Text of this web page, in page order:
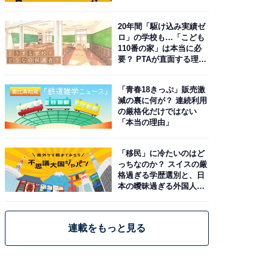
20年間「駆け込み実績ゼ
ロ」の学校も…「こども
110番の家」は本当に必
要？ PTAが直面する理想
「青春18きっぷ」販売激
減の裏に何が？ 連続利用
の厳格化だけではない
「本当の理由」
「移民」に冷たいのはど
っちなのか？ スイスの厳
格過ぎる学歴選別と、日
本の曖昧過ぎる外国人政
連載をもっと見る